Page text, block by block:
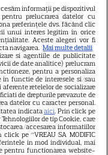
posac”,
inspirată
The New
ajunge în
pe 7 august
în august 2026:
informații pe dispozitivul
prelucrarea datelor cu
preferințele dvs. făcând clic
unui interes legitim în orice
Aceste alegeri vor fi
navigarea. Mai multe detalii
si agentiile de publicitate
de date analitice) prelucram
pentru a personaliza
functie de interesele si/sau
retelelor de socializare
de drepturile prevazute de
datelor cu caracter personal.
indicataaici. Prin click pe
Tehnologiilor de tip Cookie, care
accesarea informatiilor
pe “VREAU SA MODIFIC
in mod individual, mai
pentru functionarea website-